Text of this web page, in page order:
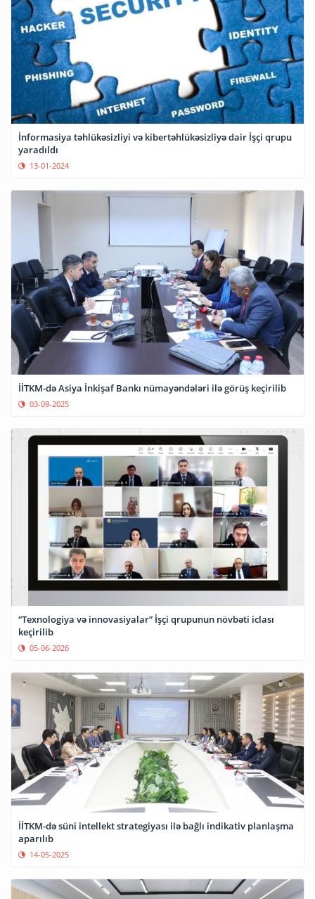
İnformasiya təhlükəsizliyi və kibertəhlükəsizliyə dair İşçi qrupu
yaradıldı
13-01-2024
İİTKM-də Asiya İnkişaf Bankı nümayəndələri ilə görüş keçirilib
03-09-2025
“Texnologiya və innovasiyalar” İşçi qrupunun növbəti iclası
keçirilib
05-06-2026
İİTKM-də süni intellekt strategiyası ilə bağlı indikativ planlaşma
aparılıb
14-05-2025